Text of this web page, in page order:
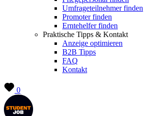
Umfrageteilnehmer finden
Promoter finden
Erntehelfer finden
Praktische Tipps & Kontakt
Anzeige optimieren
B2B Tipps
FAQ
Kontakt
0